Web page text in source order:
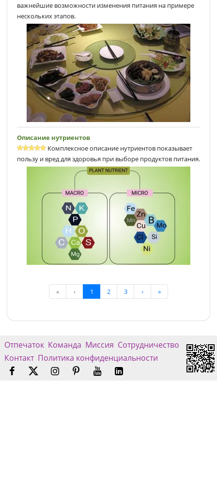
важнейшие возможности изменения питания на примере
нескольких этапов.
Описание нутриентов
Комплексное описание нутриентов показывает
пользу и вред для здоровья при выборе продуктов питания.
« ‹ 1 2 3 › »
Отпечаток Команда Миссия Сотрудничество
Контакт Политика конфиденциальности